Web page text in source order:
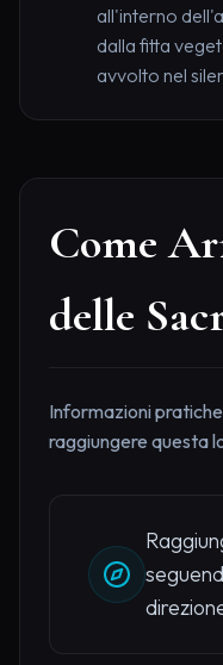
all'interno
dalla fitta
avvolto nel
Come
delle
Informazioni
raggiungere questa